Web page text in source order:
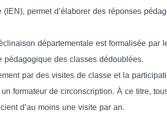
permet d’élaborer des réponses
départementale est formalisée par
pédagogique des classes dédoublées.
par des visites de classe et la
formateur de circonscription. À ce titre,
d’au moins une visite par an.